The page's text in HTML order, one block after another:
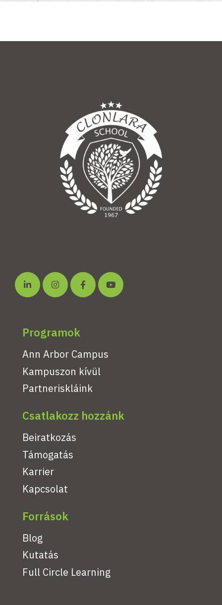
Programok
Ann Arbor Campus
Kampuszon kívül
Partneriskláink
Csatlakozz hozzánk
Beiratkozás
Támogatás
Karrier
Kapcsolat
Források
Blog
Kutatás
Full Circle Learning